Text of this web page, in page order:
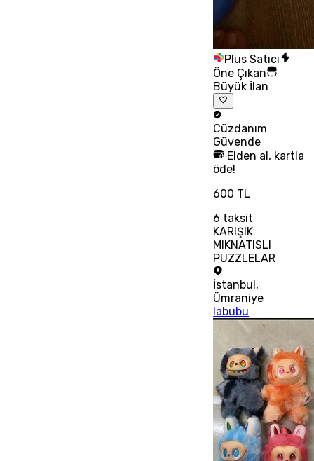
Plus Satıcı
Öne Çıkan
Büyük İlan
Cüzdanım
Güvende
Elden al, kartla
öde!
600 TL
6 taksit
KARIŞIK
MIKNATISLI
PUZZLELAR
İstanbul,
Ümraniye
labubu